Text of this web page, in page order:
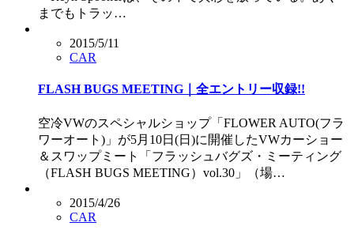
までもトラッ…
2015/5/11
CAR
FLASH BUGS MEETING｜全エントリー収録!!
空冷VWのスペシャルショップ「FLOWER AUTO(フラ
ワーオート)」が5月10日(日)に開催したVWカーショー
＆スワップミート「フラッシュバグズ・ミーティング
（FLASH BUGS MEETING）vol.30」（場…
2015/4/26
CAR